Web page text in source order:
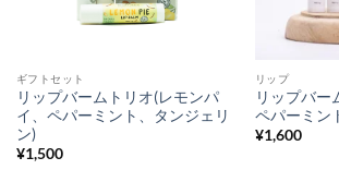
ギフトセット
リップバームトリオ(レモンパ
イ、ペパーミント、タンジェリ
ン)
¥1,500
リップ
リップバー
ペパーミン
¥1,600